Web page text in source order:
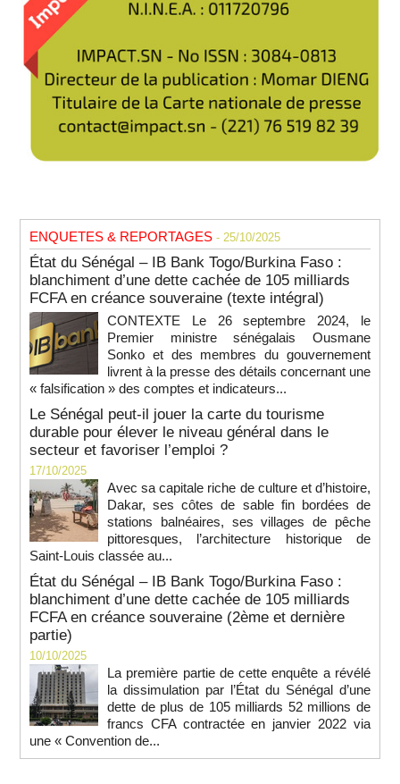
ENQUETES & REPORTAGES - 25/10/2025
État du Sénégal – IB Bank Togo/Burkina Faso :
blanchiment d’une dette cachée de 105 milliards
FCFA en créance souveraine (texte intégral)
CONTEXTE Le 26 septembre 2024, le
Premier ministre sénégalais Ousmane
Sonko et des membres du gouvernement
livrent à la presse des détails concernant une
« falsification » des comptes et indicateurs...
Le Sénégal peut-il jouer la carte du tourisme
durable pour élever le niveau général dans le
secteur et favoriser l’emploi ?
17/10/2025
Avec sa capitale riche de culture et d’histoire,
Dakar, ses côtes de sable fin bordées de
stations balnéaires, ses villages de pêche
pittoresques, l’architecture historique de
Saint-Louis classée au...
État du Sénégal – IB Bank Togo/Burkina Faso :
blanchiment d’une dette cachée de 105 milliards
FCFA en créance souveraine (2ème et dernière
partie)
10/10/2025
La première partie de cette enquête a révélé
la dissimulation par l’État du Sénégal d’une
dette de plus de 105 milliards 52 millions de
francs CFA contractée en janvier 2022 via
une « Convention de...